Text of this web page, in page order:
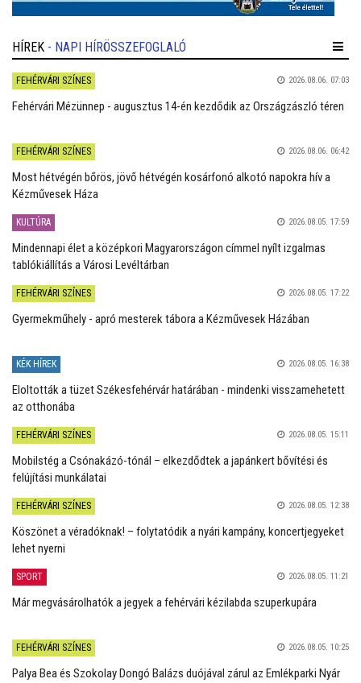
HÍREK - NAPI HÍRÖSSZEFOGLALÓ
FEHÉRVÁRI SZÍNES 2026.08.06. 07:03
Fehérvári Mézünnep - augusztus 14-én kezdődik az Országzászló téren
FEHÉRVÁRI SZÍNES 2026.08.06. 06:42
Most hétvégén bőrös, jövő hétvégén kosárfonó alkotó napokra hív a
Kézművesek Háza
KULTÚRA 2026.08.05. 17:59
Mindennapi élet a középkori Magyarországon címmel nyílt izgalmas
tablókiállítás a Városi Levéltárban
FEHÉRVÁRI SZÍNES 2026.08.05. 17:22
Gyermekműhely - apró mesterek tábora a Kézművesek Házában
KÉK HÍREK 2026.08.05. 16:38
Eloltották a tüzet Székesfehérvár határában - mindenki visszamehetett
az otthonába
FEHÉRVÁRI SZÍNES 2026.08.05. 15:11
Mobilstég a Csónakázó-tónál – elkezdődtek a japánkert bővítési és
felújítási munkálatai
FEHÉRVÁRI SZÍNES 2026.08.05. 12:38
Köszönet a véradóknak! – folytatódik a nyári kampány, koncertjegyeket
lehet nyerni
SPORT 2026.08.05. 11:21
Már megvásárolhatók a jegyek a fehérvári kézilabda szuperkupára
FEHÉRVÁRI SZÍNES 2026.08.05. 10:25
Palya Bea és Szokolay Dongó Balázs duójával zárul az Emlékparki Nyár